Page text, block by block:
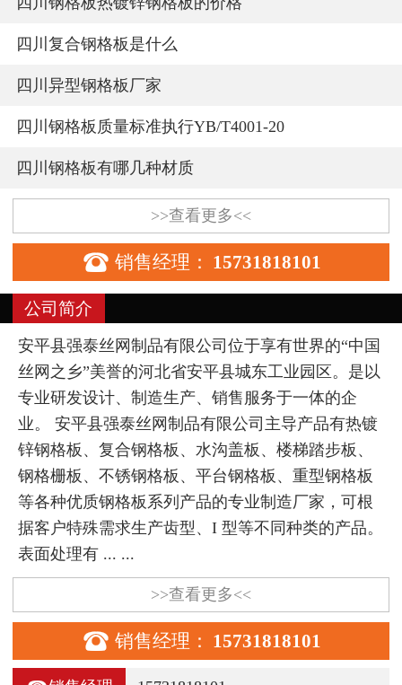
四川复合钢格板是什么
四川异型钢格板厂家
四川钢格板质量标准执行YB/T4001-20
四川钢格板有哪几种材质
>>查看更多<<
 销售经理： 15731818101
公司简介
安平县强泰丝网制品有限公司位于享有世界的“中国
丝网之乡”美誉的河北省安平县城东工业园区。是以
专业研发设计、制造生产、销售服务于一体的企
业。 安平县强泰丝网制品有限公司主导产品有热镀
锌钢格板、复合钢格板、水沟盖板、楼梯踏步板、
钢格栅板、不锈钢格板、平台钢格板、重型钢格板
等各种优质钢格板系列产品的专业制造厂家，可根
据客户特殊需求生产齿型、I 型等不同种类的产品。
表面处理有 ... ...
>>查看更多<<
 销售经理： 15731818101